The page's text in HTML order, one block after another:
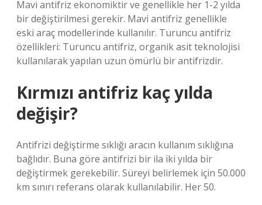
Mavi antifriz ekonomiktir ve genellikle her 1-2 yılda
bir değiştirilmesi gerekir. Mavi antifriz genellikle
eski araç modellerinde kullanılır. Turuncu antifriz
özellikleri: Turuncu antifriz, organik asit teknolojisi
kullanılarak yapılan uzun ömürlü bir antifrizdir.
Kırmızı antifriz kaç yılda
değişir?
Antifrizi değiştirme sıklığı aracın kullanım sıklığına
bağlıdır. Buna göre antifrizi bir ila iki yılda bir
değiştirmek gerekebilir. Süreyi belirlemek için 50.000
km sınırı referans olarak kullanılabilir. Her 50.